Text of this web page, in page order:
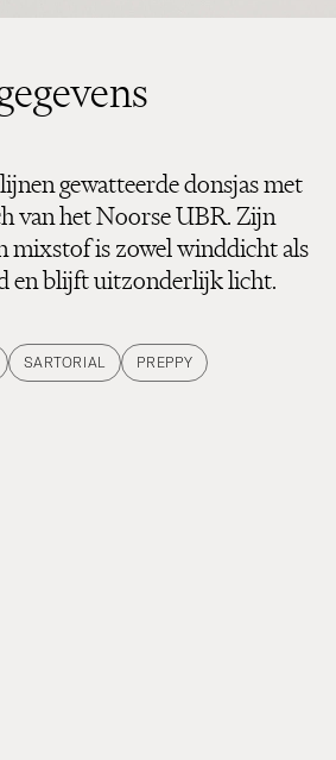
gewatteerde donsjas met
van het Noorse UBR. Zijn
mixstof is zowel winddicht als
en blijft uitzonderlijk licht.
SARTORIAL PREPPY